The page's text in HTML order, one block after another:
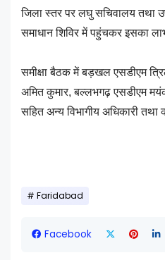
जिला स्तर पर लघु सचिवालय तथा
समाधान शिविर में पहुंचकर इसका
समीक्षा बैठक में बड़खल एसडीएम
अमित कुमार, बल्लभगढ़ एसडीएम
सहित अन्य विभागीय अधिकारी तथा
Faridabad
Facebook